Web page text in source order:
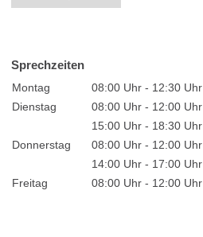
Sprechzeiten
Montag
08:00 Uhr - 12:30 Uhr
Dienstag
08:00 Uhr - 12:00 Uhr
15:00 Uhr - 18:30 Uhr
Donnerstag
08:00 Uhr - 12:00 Uhr
14:00 Uhr - 17:00 Uhr
Freitag
08:00 Uhr - 12:00 Uhr